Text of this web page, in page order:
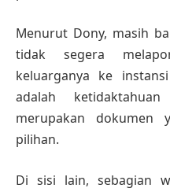
Menurut Dony, masih
tidak segera
keluarganya ke
adalah
merupakan dokumen
pilihan.
Di sisi lain, sebagian